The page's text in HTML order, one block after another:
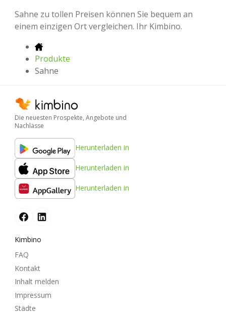
Sahne zu tollen Preisen können Sie bequem an
einem einzigen Ort vergleichen. Ihr Kimbino.
Produkte
Sahne
Die neuesten Prospekte, Angebote und
Nachlässe
Herunterladen in
Herunterladen in
Herunterladen in
Kimbino
FAQ
Kontakt
Inhalt melden
Impressum
Städte